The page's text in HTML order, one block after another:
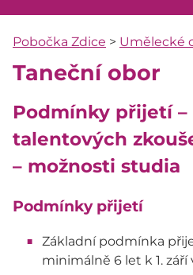
Pobočka Zdice > Umělecké
Taneční obor
Podmínky přijetí –
talentových
– možnosti studia
Podmínky přijetí
Základní podmínka
minimálně 6 let k 1.